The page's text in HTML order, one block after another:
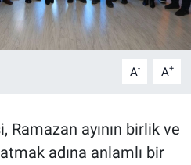
A- A+
Ramazan ayının birlik ve
adına anlamlı bir